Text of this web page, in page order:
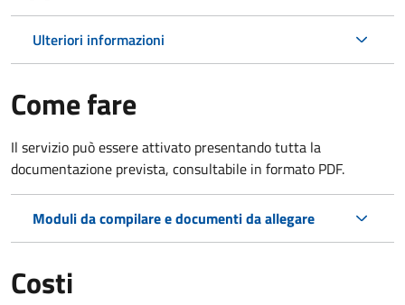
Ulteriori informazioni
Come fare
Il servizio può essere attivato presentando tutta la
documentazione prevista, consultabile in formato PDF.
Moduli da compilare e documenti da allegare
Costi